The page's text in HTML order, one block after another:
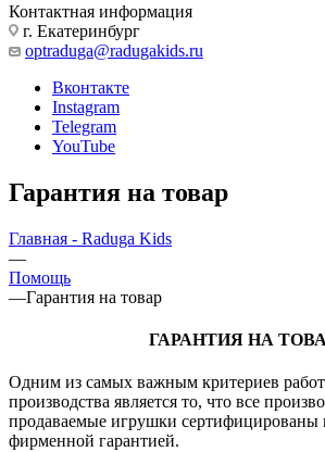
Контактная информация
г. Екатеринбург
optraduga@radugakids.ru
Вконтакте
Instagram
Telegram
YouTube
Гарантия на товар
Главная - Raduga Kids
—
Помощь
—Гарантия на товар
ГАРАНТИЯ НА
Одним из самых важным критериев
производства является то, что все
продаваемые игрушки сертифицированы
фирменной гарантией.